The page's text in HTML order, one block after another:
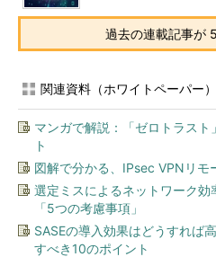
過去の連載記事が
関連資料（ホワイトペーパー）
マンガで解説：「ゼロトラスト
ト
図解で分かる、IPsec VPNリモ
選定ミスによるネットワーク
「5つの考慮事項」
SASEの導入効果はどうすれ
すべき10のポイント